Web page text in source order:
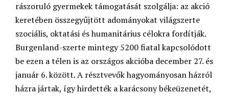
rászoruló gyermekek támogatását szolgálja: az akció
keretében összegyűjtött adományokat világszerte
szociális, oktatási és humanitárius célokra fordítják.
Burgenland-szerte mintegy 5200 fiatal kapcsolódott
be ezen a télen is az országos akcióba december 27. és
január 6. között. A résztvevők hagyományosan házról
házra jártak, így hirdették a karácsony békeüzenetét,